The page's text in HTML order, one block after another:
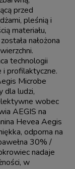
przed
pleśnią i
materiału,
nałożona
technologii
i profilaktyczne.
Microbe
dla ludzi,
wobec
AEGIS na
Hevea Aegis
odporna na
30% /
nadaje
w